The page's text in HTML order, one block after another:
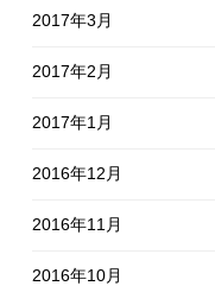
2017年3月
2017年2月
2017年1月
2016年12月
2016年11月
2016年10月